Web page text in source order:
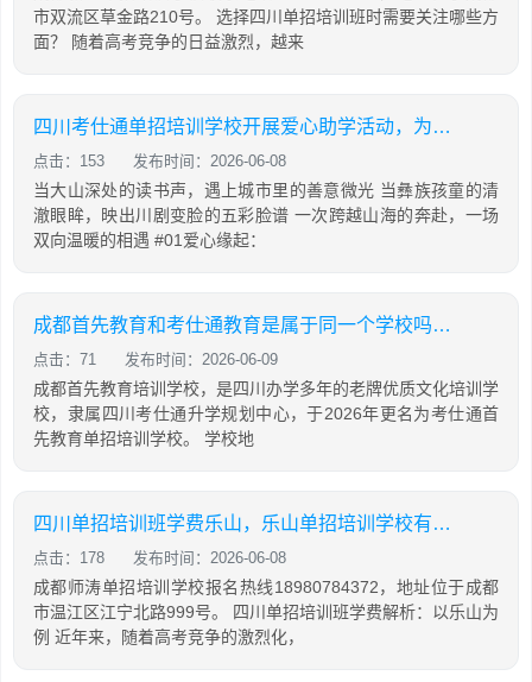
市双流区草金路210号。 选择四川单招培训班时需要关注哪些方
面？ 随着高考竞争的日益激烈，越来
四川考仕通单招培训学校开展爱心助学活动，为彝乡学子捐赠新课桌并带来非遗展演
点击：153 发布时间：2026-06-08
当大山深处的读书声，遇上城市里的善意微光 当彝族孩童的清
澈眼眸，映出川剧变脸的五彩脸谱 一次跨越山海的奔赴，一场
双向温暖的相遇 #01爱心缘起：
成都首先教育和考仕通教育是属于同一个学校吗？两者有什么关系
点击：71 发布时间：2026-06-09
成都首先教育培训学校，是四川办学多年的老牌优质文化培训学
校，隶属四川考仕通升学规划中心，于2026年更名为考仕通首
先教育单招培训学校。 学校地
四川单招培训班学费乐山，乐山单招培训学校有哪些
点击：178 发布时间：2026-06-08
成都师涛单招培训学校报名热线18980784372，地址位于成都
市温江区江宁北路999号。 四川单招培训班学费解析：以乐山为
例 近年来，随着高考竞争的激烈化，